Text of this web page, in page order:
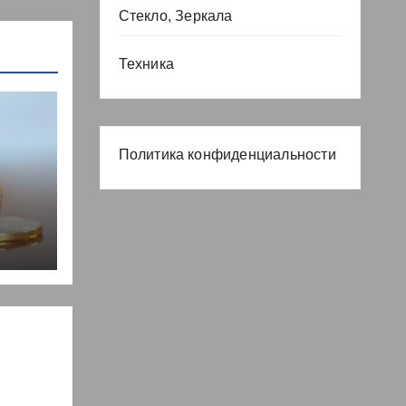
но
Стекло, Зеркала
Техника
Политика конфиденциальности